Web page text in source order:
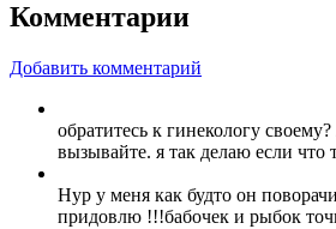
Комментарии
Добавить комментарий
обратитесь к гинекологу
вызывайте. я так делаю если что
Нур у меня как будто он
придовлю !!!бабочек и рыбок